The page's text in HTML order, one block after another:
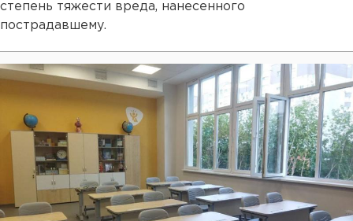
степень тяжести вреда, нанесенного
пострадавшему.